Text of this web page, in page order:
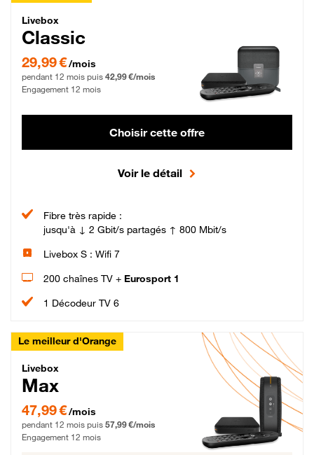
Livebox Classic Fibre
Livebox
Classic
29,99 € par mois pendant 12 mois puis 42,99 € par mois, Engagement 12 mois
29,99 €/mois
pendant 12 mois puis 42,99 €/mois
Engagement 12 mois
Choisir cette offre
Voir le détail
Fibre très rapide :
jusqu'à ↓ 2 Gbit/s partagés ↑ 800 Mbit/s
Livebox S : Wifi 7
200 chaînes TV + Eurosport 1
1 Décodeur TV 6
Le meilleur d'Orange
Livebox Max Fibre
Livebox
Max
47,99 € par mois pendant 12 mois puis 57,99 € par mois, Engagement 12 mois
47,99 €/mois
pendant 12 mois puis 57,99 €/mois
Engagement 12 mois